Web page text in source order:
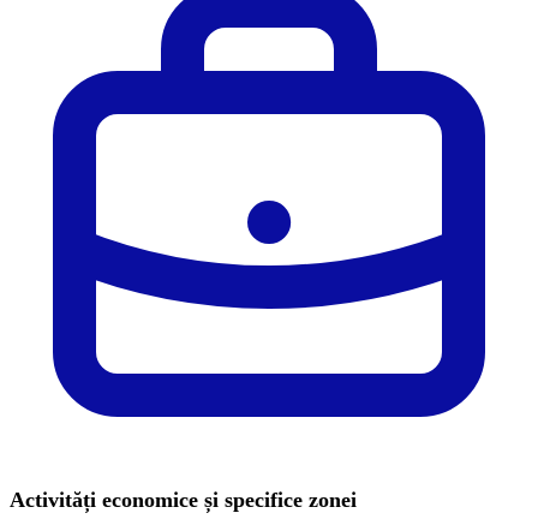
Activități economice și specifice zonei